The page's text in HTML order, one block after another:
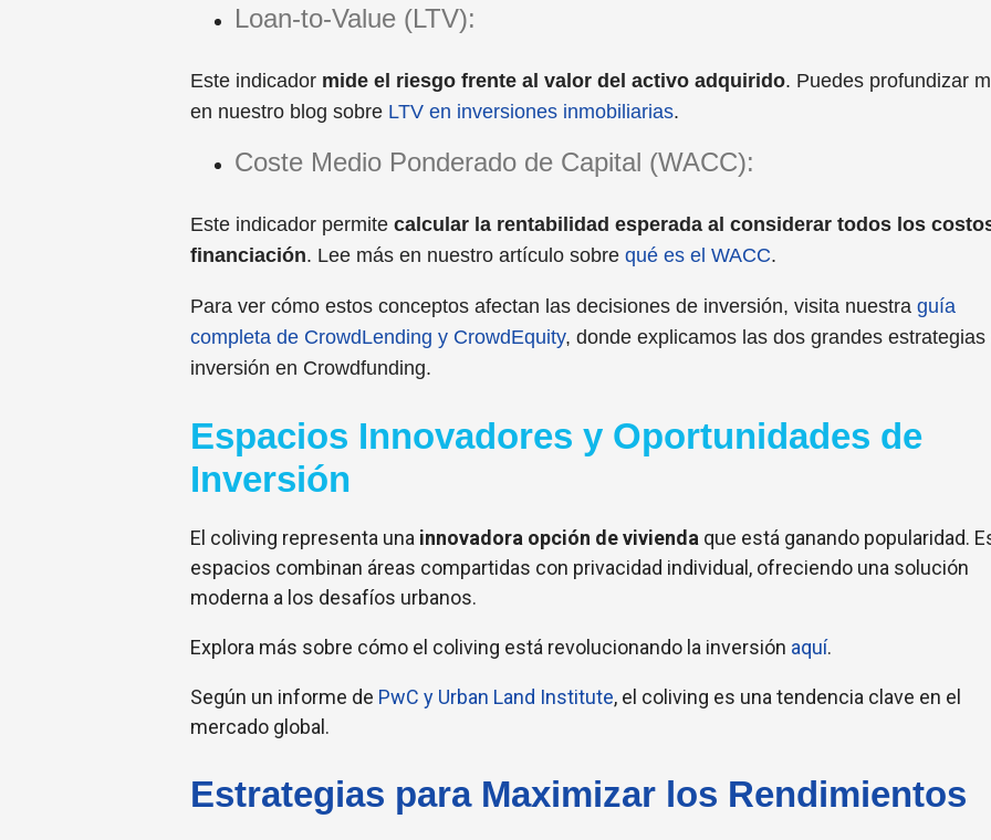
Loan-to-Value (LTV):
Este indicador mide el riesgo frente al valor del activo adquirido. Puedes profundizar
en nuestro blog sobre LTV en inversiones inmobiliarias.
Coste Medio Ponderado de Capital (WACC):
Este indicador permite calcular la rentabilidad esperada al considerar todos los
financiación. Lee más en nuestro artículo sobre qué es el WACC.
Para ver cómo estos conceptos afectan las decisiones de inversión, visita nuestra guía
completa de CrowdLending y CrowdEquity, donde explicamos las dos grandes estrategias
inversión en Crowdfunding.
Espacios Innovadores y Oportunidades de
Inversión
El coliving representa una innovadora opción de vivienda que está ganando popularidad.
espacios combinan áreas compartidas con privacidad individual, ofreciendo una solución
moderna a los desafíos urbanos.
Explora más sobre cómo el coliving está revolucionando la inversión aquí.
Según un informe de PwC y Urban Land Institute, el coliving es una tendencia clave en el
mercado global.
Estrategias para Maximizar los Rendimientos